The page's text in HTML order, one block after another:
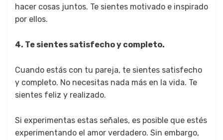
hacer cosas juntos. Te sientes motivado e inspirado
por ellos.
4. Te sientes satisfecho y completo.
Cuando estás con tu pareja, te sientes satisfecho
y completo. No necesitas nada más en la vida. Te
sientes feliz y realizado.
Si experimentas estas señales, es posible que estés
experimentando el amor verdadero. Sin embargo,